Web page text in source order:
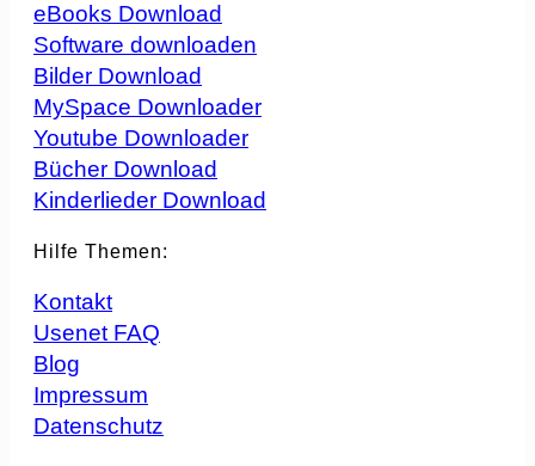
eBooks Download
Software downloaden
Bilder Download
MySpace Downloader
Youtube Downloader
Bücher Download
Kinderlieder Download
Hilfe Themen:
Kontakt
Usenet FAQ
Blog
Impressum
Datenschutz